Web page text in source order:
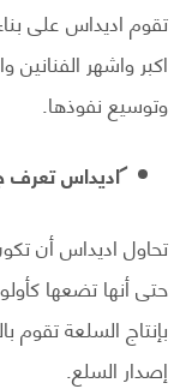
تقوم اديداس على
اكبر واشهر الفنانين
وتوسيع نفوذها.
اديداس تعرف
تحاول اديداس أن
حتى أنها تضعها
بإنتاج السلعة تقوم
إصدار السلع.